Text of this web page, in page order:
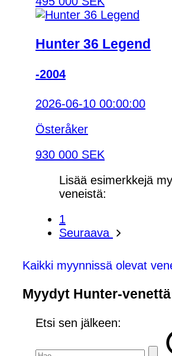
Hunter 36 Legend
-2004
2026-06-10 00:00:00
Österåker
930 000 SEK
Lisää esimerkkejä
veneistä:
1
Seuraava
Kaikki myynnissä olevat
Myydyt Hunter-venettä
Etsi sen jälkeen: